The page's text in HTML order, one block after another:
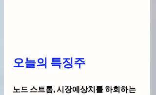
오늘의 특징주
노드 스트롬, 시장예상치를 하회하는